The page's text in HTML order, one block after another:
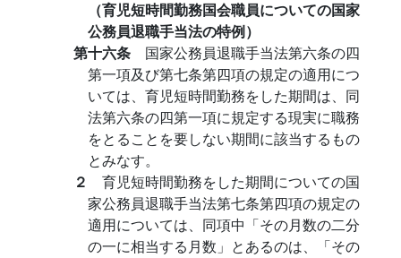
（育児短時間勤務国会職員についての国家
公務員退職手当法の特例）
第十六条 国家公務員退職手当法第六条の四
第一項及び第七条第四項の規定の適用につ
いては、育児短時間勤務をした期間は、同
法第六条の四第一項に規定する現実に職務
をとることを要しない期間に該当するもの
とみなす。
２ 育児短時間勤務をした期間についての国
家公務員退職手当法第七条第四項の規定の
適用については、同項中「その月数の二分
の一に相当する月数」とあるのは、「その